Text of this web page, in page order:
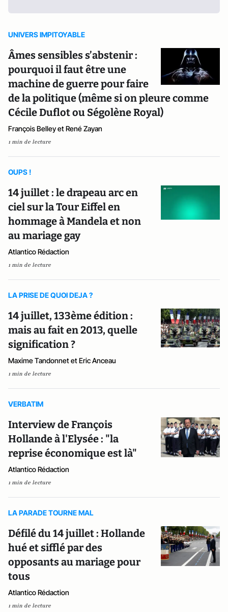
UNIVERS IMPITOYABLE
Âmes sensibles s’abstenir :
pourquoi il faut être une
machine de guerre pour faire
de la politique (même si on pleure comme
Cécile Duflot ou Ségolène Royal)
François Belley et René Zayan
1 min de lecture
OUPS !
14 juillet : le drapeau arc en
ciel sur la Tour Eiffel en
hommage à Mandela et non
au mariage gay
Atlantico Rédaction
1 min de lecture
LA PRISE DE QUOI DEJA ?
14 juillet, 133ème édition :
mais au fait en 2013, quelle
signification ?
Maxime Tandonnet et Eric Anceau
1 min de lecture
VERBATIM
Interview de François
Hollande à l'Elysée : "la
reprise économique est là"
Atlantico Rédaction
1 min de lecture
LA PARADE TOURNE MAL
Défilé du 14 juillet : Hollande
hué et sifflé par des
opposants au mariage pour
tous
Atlantico Rédaction
1 min de lecture